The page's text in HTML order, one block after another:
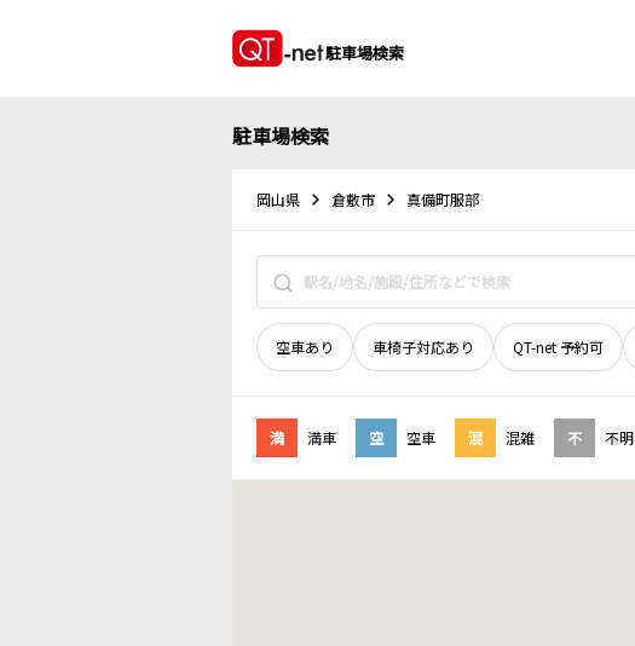
駐車場検索
駐車場検索
岡山県 倉敷市 真備町服部
空車あり 車椅子対応あり QT-net 予約可
満 満車 空 空車 混 混雑 不 不明